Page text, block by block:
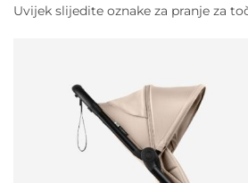
Uvijek slijedite oznake za pranje za